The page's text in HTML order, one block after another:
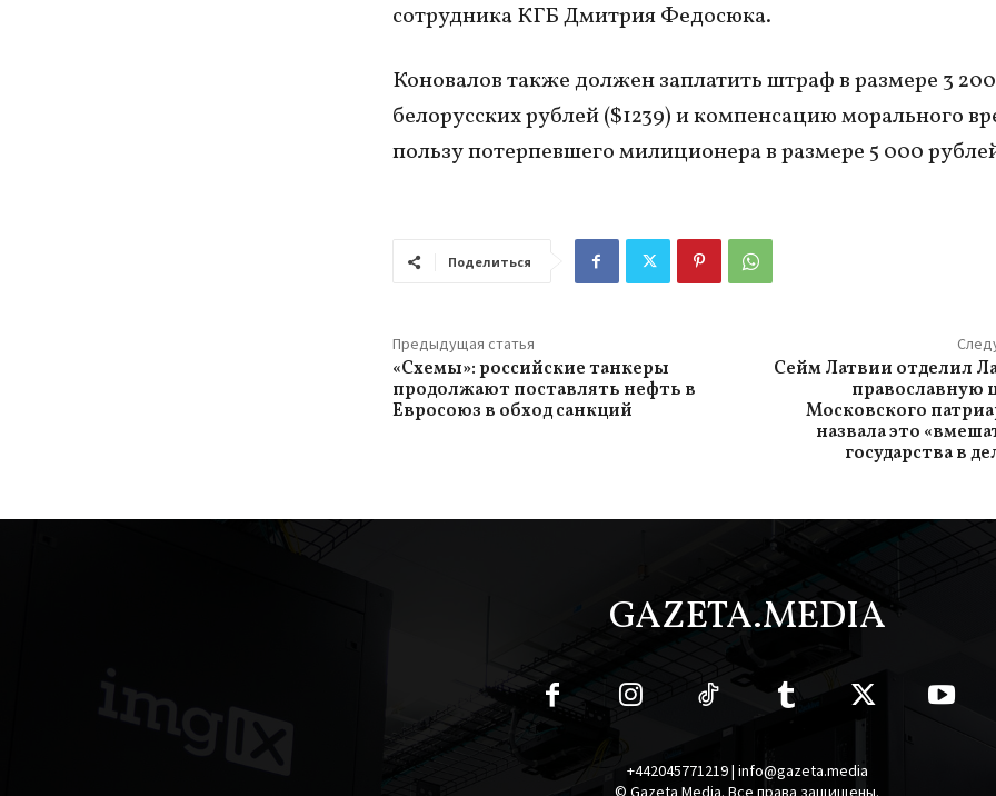
сотрудника КГБ Дмитрия Федосюка.
Коновалов также должен заплатить штраф в размере 3 200
белорусских рублей ($1239) и компенсацию морального
пользу потерпевшего милиционера в размере 5 000
Поделиться
Предыдущая статья
«Схемы»: российские танкеры
продолжают поставлять нефть в
Евросоюз в обход санкций
Сейм Латвии отделил
православную
Московского
назвала это
государства в
GAZETA.MEDIA
+442045771219 | info@gazeta.media
© Gazeta Media. Все права защищены.